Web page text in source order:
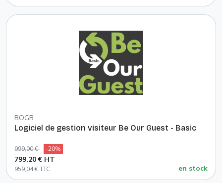
BOGB
Logiciel de gestion visiteur Be Our Guest - Basic
999,00 € -20%
799,20 € HT
959,04 € TTC en stock